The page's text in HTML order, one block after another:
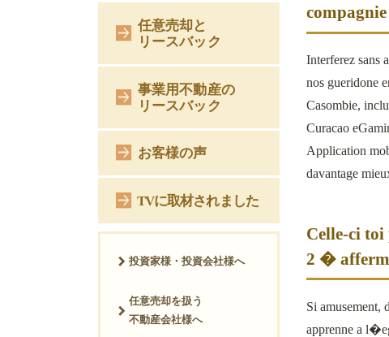
Interferez sans
nos gueridone
Casombie,
Curacao
Application
davantage
Celle-ci
2 �
Si amusement,
apprenne a
任意売却と
リースバック
事業用不動産の
リースバック
お客様の声
TVに取材されました
投資家様・投資会社様へ
任意売却を扱う
不動産会社様へ